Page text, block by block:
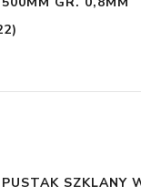
SZKLANY